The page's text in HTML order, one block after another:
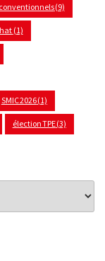
(9)
(1)
SMIC 2026(1)
élection TPE(3)